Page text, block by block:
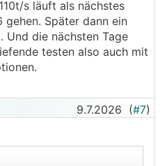
s läuft als nächstes
Später dann ein
Und die nächsten Tage
testen also auch mit
9.7.2026 (#7)